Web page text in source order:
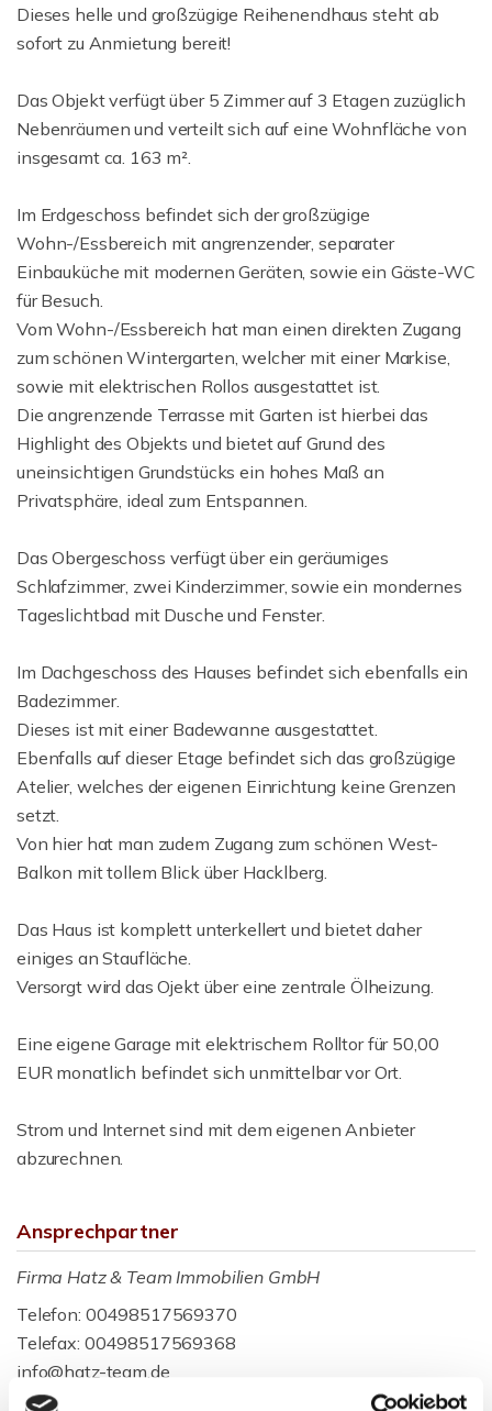
Dieses helle und großzügige Reihenendhaus steht ab
sofort zu Anmietung bereit!
Das Objekt verfügt über 5 Zimmer auf 3 Etagen zuzüglich
Nebenräumen und verteilt sich auf eine Wohnfläche von
insgesamt ca. 163 m².
Im Erdgeschoss befindet sich der großzügige
Wohn-/Essbereich mit angrenzender, separater
Einbauküche mit modernen Geräten, sowie ein Gäste-WC
für Besuch.
Vom Wohn-/Essbereich hat man einen direkten Zugang
zum schönen Wintergarten, welcher mit einer Markise,
sowie mit elektrischen Rollos ausgestattet ist.
Die angrenzende Terrasse mit Garten ist hierbei das
Highlight des Objekts und bietet auf Grund des
uneinsichtigen Grundstücks ein hohes Maß an
Privatsphäre, ideal zum Entspannen.
Das Obergeschoss verfügt über ein geräumiges
Schlafzimmer, zwei Kinderzimmer, sowie ein mondernes
Tageslichtbad mit Dusche und Fenster.
Im Dachgeschoss des Hauses befindet sich ebenfalls ein
Badezimmer.
Dieses ist mit einer Badewanne ausgestattet.
Ebenfalls auf dieser Etage befindet sich das großzügige
Atelier, welches der eigenen Einrichtung keine Grenzen
setzt.
Von hier hat man zudem Zugang zum schönen West-
Balkon mit tollem Blick über Hacklberg.
Das Haus ist komplett unterkellert und bietet daher
einiges an Staufläche.
Versorgt wird das Ojekt über eine zentrale Ölheizung.
Eine eigene Garage mit elektrischem Rolltor für 50,00
EUR monatlich befindet sich unmittelbar vor Ort.
Strom und Internet sind mit dem eigenen Anbieter
abzurechnen.
Ansprechpartner
Firma Hatz & Team Immobilien GmbH
Telefon: 00498517569370
Telefax: 00498517569368
info@hatz-team.de